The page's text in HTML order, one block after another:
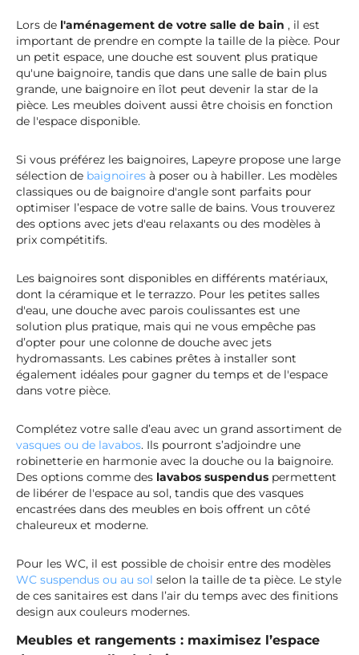
Lors de l'aménagement de votre salle de bain , il est
important de prendre en compte la taille de la pièce. Pour
un petit espace, une douche est souvent plus pratique
qu'une baignoire, tandis que dans une salle de bain plus
grande, une baignoire en îlot peut devenir la star de la
pièce. Les meubles doivent aussi être choisis en fonction
de l'espace disponible.
Si vous préférez les baignoires, Lapeyre propose une large
sélection de baignoires à poser ou à habiller. Les modèles
classiques ou de baignoire d'angle sont parfaits pour
optimiser l’espace de votre salle de bains. Vous trouverez
des options avec jets d'eau relaxants ou des modèles à
prix compétitifs.
Les baignoires sont disponibles en différents matériaux,
dont la céramique et le terrazzo. Pour les petites salles
d'eau, une douche avec parois coulissantes est une
solution plus pratique, mais qui ne vous empêche pas
d’opter pour une colonne de douche avec jets
hydromassants. Les cabines prêtes à installer sont
également idéales pour gagner du temps et de l'espace
dans votre pièce.
Complétez votre salle d’eau avec un grand assortiment de
vasques ou de lavabos. Ils pourront s’adjoindre une
robinetterie en harmonie avec la douche ou la baignoire.
Des options comme des lavabos suspendus permettent
de libérer de l'espace au sol, tandis que des vasques
encastrées dans des meubles en bois offrent un côté
chaleureux et moderne.
Pour les WC, il est possible de choisir entre des modèles
WC suspendus ou au sol selon la taille de ta pièce. Le style
de ces sanitaires est dans l’air du temps avec des finitions
design aux couleurs modernes.
Meubles et rangements : maximisez l’espace